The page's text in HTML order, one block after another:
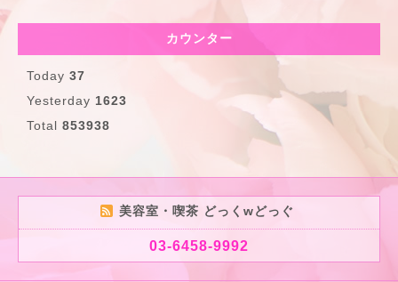
カウンター
Today 37
Yesterday 1623
Total 853938
美容室・喫茶 どっくwどっぐ
03-6458-9992